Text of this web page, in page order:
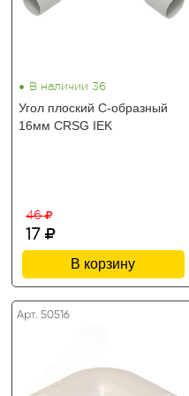
• В наличии 36
Угол плоский С-образный
16мм CRSG IEK
46
17
В корзину
Арт. 50516